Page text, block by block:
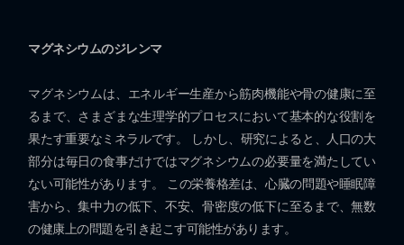
マグネシウムのジレンマ
マグネシウムは、エネルギー生産から筋肉機能や骨の健康に至
るまで、さまざまな生理学的プロセスにおいて基本的な役割を
果たす重要なミネラルです。 しかし、研究によると、人口の大
部分は毎日の食事だけではマグネシウムの必要量を満たしてい
ない可能性があります。 この栄養格差は、心臓の問題や睡眠障
害から、集中力の低下、不安、骨密度の低下に至るまで、無数
の健康上の問題を引き起こす可能性があります。